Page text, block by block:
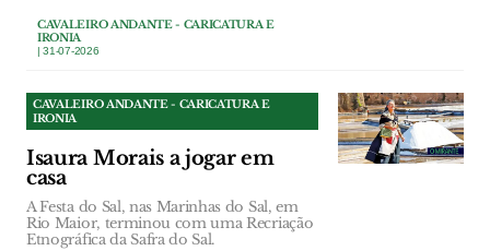
CAVALEIRO ANDANTE - CARICATURA E
IRONIA
| 31-07-2026
CAVALEIRO ANDANTE - CARICATURA E
IRONIA
Isaura Morais a jogar em
casa
A Festa do Sal, nas Marinhas do Sal, em
Rio Maior, terminou com uma Recriação
Etnográfica da Safra do Sal.